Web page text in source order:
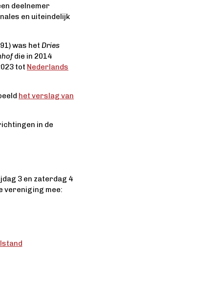
deelnemer
en uiteindelijk
was het Dries
die in 2014
tot Nederlands
het verslag van
in de
3 en zaterdag 4
vereniging mee: